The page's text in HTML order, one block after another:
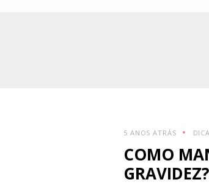
5 ANOS ATRÁS
COMO
GRAVIDEZ?